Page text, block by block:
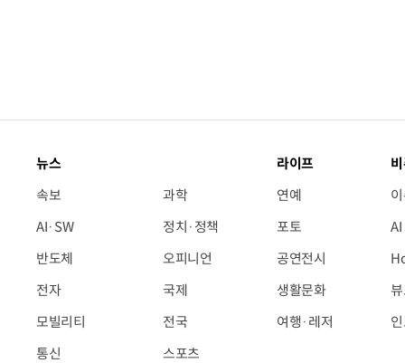
뉴스
속보
AI·SW
반도체
전자
모빌리티
통신
과학
정치·정책
오피니언
국제
전국
스포츠
라이프
연예
포토
공연전시
생활문화
여행·레저